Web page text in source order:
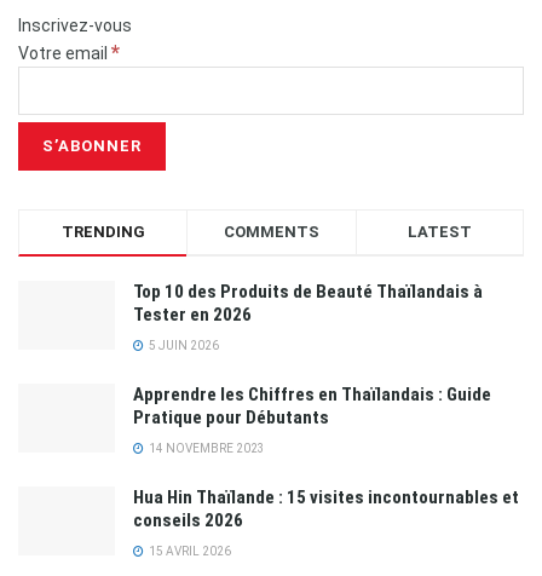
Inscrivez-vous
Votre email *
TRENDING COMMENTS LATEST
Top 10 des Produits de Beauté Thaïlandais à
Tester en 2026
5 JUIN 2026
Apprendre les Chiffres en Thaïlandais : Guide
Pratique pour Débutants
14 NOVEMBRE 2023
Hua Hin Thaïlande : 15 visites incontournables et
conseils 2026
15 AVRIL 2026